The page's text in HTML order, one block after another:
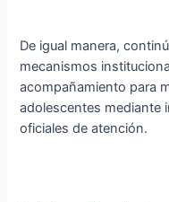
De igual manera,
mecanismos
acompañamiento para
adolescentes mediante
oficiales de atención.